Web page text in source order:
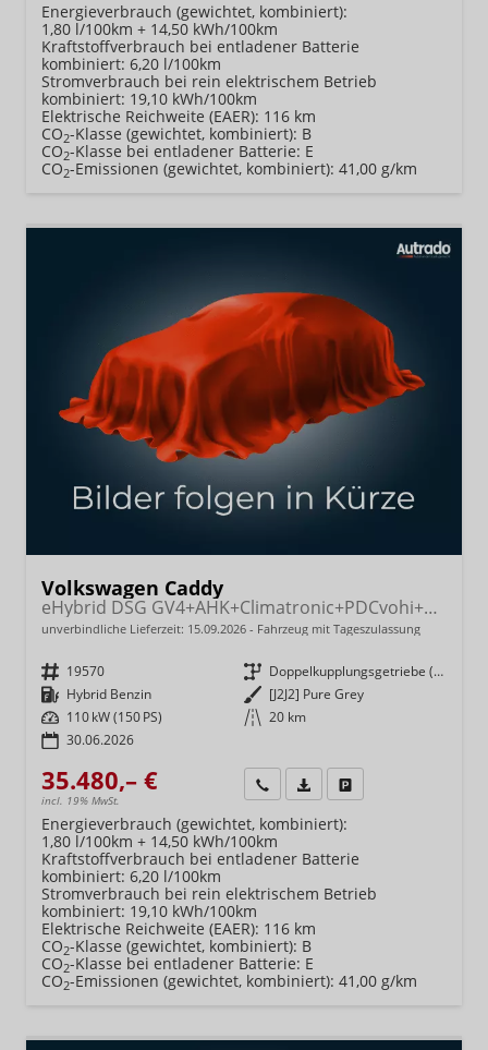
Energieverbrauch (gewichtet, kombiniert):
1,80 l/100km + 14,50 kWh/100km
Kraftstoffverbrauch bei entladener Batterie
kombiniert: 6,20 l/100km
Stromverbrauch bei rein elektrischem Betrieb
kombiniert: 19,10 kWh/100km
Elektrische Reichweite (EAER): 116 km
CO2-Klasse (gewichtet, kombiniert): B
CO2-Klasse bei entladener Batterie: E
CO2-Emissionen (gewichtet, kombiniert): 41,00 g/km
Volkswagen Caddy
eHybrid DSG GV4+AHK+Climatronic+PDCvohi+Cam+Regensens.+AppConnect
unverbindliche Lieferzeit: 15.09.2026 Fahrzeug mit Tageszulassung
Fahrzeugnr. 19570 Getriebe
Doppelkupplungsgetriebe (DSG)
Kraftstoff Hybrid Benzin Außenfarbe [J2J2] Pure Grey
Leistung 110 kW (150 PS) Kilometerstand 20 km
30.06.2026
35.480,– €
incl. 19% MwSt.
Wir rufen Sie anFahrzeugexposé (PDF)
Energieverbrauch (gewichtet, kombiniert):
1,80 l/100km + 14,50 kWh/100km
Kraftstoffverbrauch bei entladener Batterie
kombiniert: 6,20 l/100km
Stromverbrauch bei rein elektrischem Betrieb
kombiniert: 19,10 kWh/100km
Elektrische Reichweite (EAER): 116 km
CO2-Klasse (gewichtet, kombiniert): B
CO2-Klasse bei entladener Batterie: E
CO2-Emissionen (gewichtet, kombiniert): 41,00 g/km